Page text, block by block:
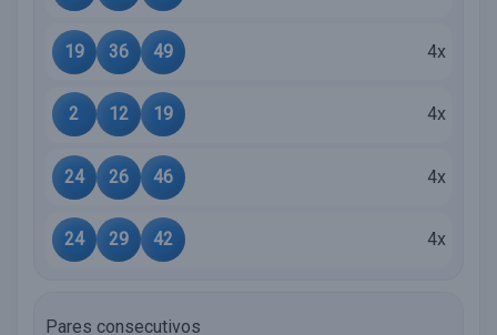
19 36 49 4x
2 12 19 4x
24 26 46 4x
24 29 42 4x
Pares consecutivos